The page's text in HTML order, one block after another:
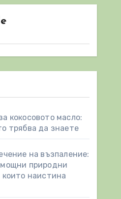
кокосовото масло:
трябва да знаете
на възпаление:
природни
които наистина